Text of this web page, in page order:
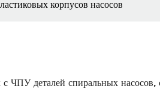
корпусов насосов
с ЧПУ деталей спиральных насосов,